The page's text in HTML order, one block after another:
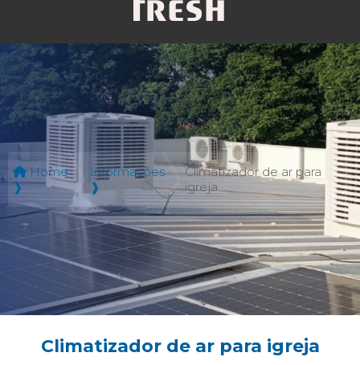
Home
❱
Informações
❱
Climatizador de ar para
igreja
Climatizador de ar para igreja